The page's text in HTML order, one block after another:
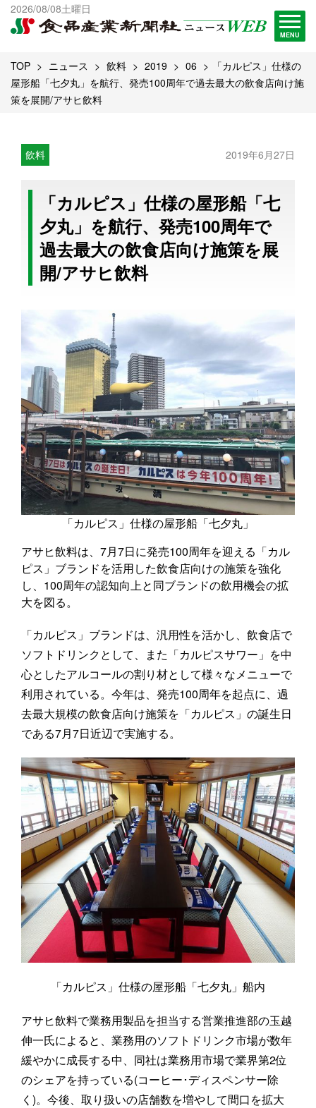
2026/08/08土曜日
MENU
出版物一覧へ
試読・購読申し込み
TOP ニュース 飲料 2019 06
「カルピス」仕様の
屋形船「七夕丸」を航行、発売100周年で過去最大の飲食店向け施
策を展開/アサヒ飲料
飲料 2019年6月27日
「カルピス」仕様の屋形船「七
夕丸」を航行、発売100周年で
過去最大の飲食店向け施策を展
開/アサヒ飲料
「カルピス」仕様の屋形船「七夕丸」
アサヒ飲料は、7月7日に発売100周年を迎える「カル
ピス」ブランドを活用した飲食店向けの施策を強化
し、100周年の認知向上と同ブランドの飲用機会の拡
大を図る。
「カルピス」ブランドは、汎用性を活かし、飲食店で
ソフトドリンクとして、また「カルピスサワー」を中
心としたアルコールの割り材として様々なメニューで
利用されている。今年は、発売100周年を起点に、過
去最大規模の飲食店向け施策を「カルピス」の誕生日
である7月7日近辺で実施する。
「カルピス」仕様の屋形船「七夕丸」船内
アサヒ飲料で業務用製品を担当する営業推進部の玉越
伸一氏によると、業務用のソフトドリンク市場が数年
緩やかに成長する中、同社は業務用市場で業界第2位
のシェアを持っている(コーヒー･ディスペンサー除
く)。今後、取り扱いの店舗数を増やして間口を拡大